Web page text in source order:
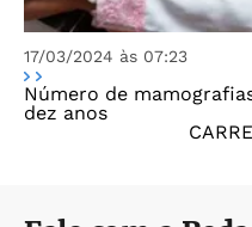
17/03/2024 às 07:23
Número de
dez anos